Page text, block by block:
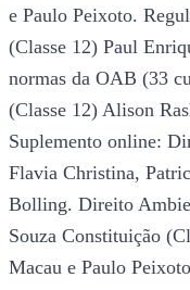
e Paulo Peixoto.
(Classe 12) Paul
normas da OAB (33
(Classe 12) Alison
Suplemento online:
Flavia Christina,
Bolling. Direito
Souza Constituição
Macau e Paulo